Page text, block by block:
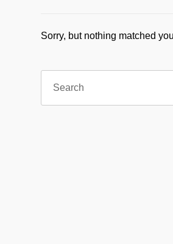
Sorry, but nothing matched